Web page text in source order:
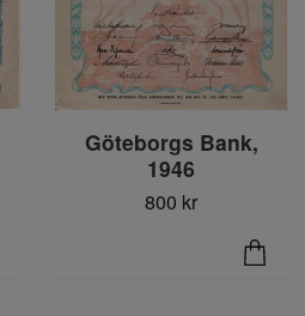
Göteborgs Bank,
1946
800 kr